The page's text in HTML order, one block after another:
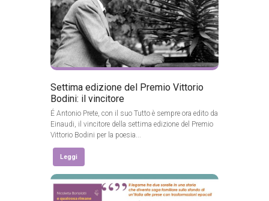
Settima edizione del Premio Vittorio
Bodini: il vincitore
É Antonio Prete, con il suo Tutto è sempre ora edito da
Einaudi, il vincitore della settima edizione del Premio
Vittorio Bodini per la poesia...
Leggi